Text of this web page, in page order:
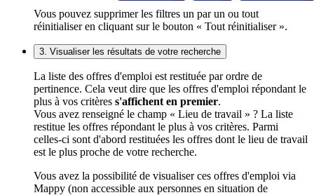
Vous pouvez supprimer les filtres un par un ou tout
réinitialiser en cliquant sur le bouton « Tout réinitialiser ».
3. Visualiser les résultats de votre recherche
La liste des offres d'emploi est restituée par ordre de
pertinence. Cela veut dire que les offres d'emploi répondant le
plus à vos critères s'affichent en premier.
Vous avez renseigné le champ « Lieu de travail » ? La liste
restitue les offres répondant le plus à vos critères. Parmi
celles-ci sont d'abord restituées les offres dont le lieu de travail
est le plus proche de votre recherche.
Vous avez la possibilité de visualiser ces offres d'emploi via
Mappy (non accessible aux personnes en situation de